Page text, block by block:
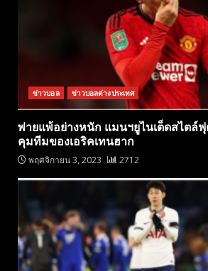
ข่าวบอล ข่าวบอลต่างประเทศ
พ่ายแพ้อย่างหนัก แมนฯยูไนเต็ดสไตล์
คุมทีมของเอริคเทนฮาก
พฤศจิกายน 3, 2023 2712